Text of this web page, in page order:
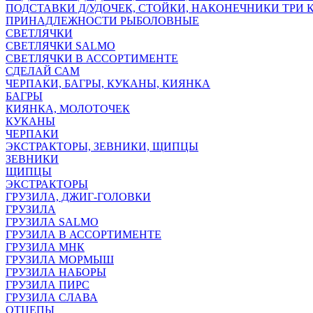
ПОДСТАВКИ Д/УДОЧЕК, СТОЙКИ, НАКОНЕЧНИКИ ТРИ
ПРИНАДЛЕЖНОСТИ РЫБОЛОВНЫЕ
СВЕТЛЯЧКИ
СВЕТЛЯЧКИ SALMO
СВЕТЛЯЧКИ В АССОРТИМЕНТЕ
СДЕЛАЙ САМ
ЧЕРПАКИ, БАГРЫ, КУКАНЫ, КИЯНКА
БАГРЫ
КИЯНКА, МОЛОТОЧЕК
КУКАНЫ
ЧЕРПАКИ
ЭКСТРАКТОРЫ, ЗЕВНИКИ, ЩИПЦЫ
ЗЕВНИКИ
ЩИПЦЫ
ЭКСТРАКТОРЫ
ГРУЗИЛА, ДЖИГ-ГОЛОВКИ
ГРУЗИЛА
ГРУЗИЛА SALMO
ГРУЗИЛА В АССОРТИМЕНТЕ
ГРУЗИЛА МНК
ГРУЗИЛА МОРМЫШ
ГРУЗИЛА НАБОРЫ
ГРУЗИЛА ПИРС
ГРУЗИЛА СЛАВА
ОТЦЕПЫ